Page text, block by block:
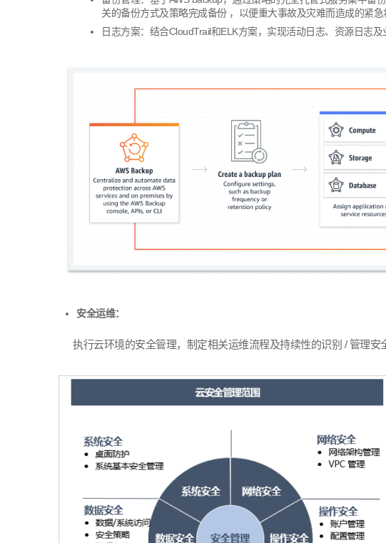
关的备份方式及策略完成备份 ，以便重大事故及灾难而造成的紧
日志方案：结合CloudTrail和ELK方案，实现活动日志、资源日志及
安全运维：
执行云环境的安全管理，制定相关运维流程及持续性的识别 / 管理安